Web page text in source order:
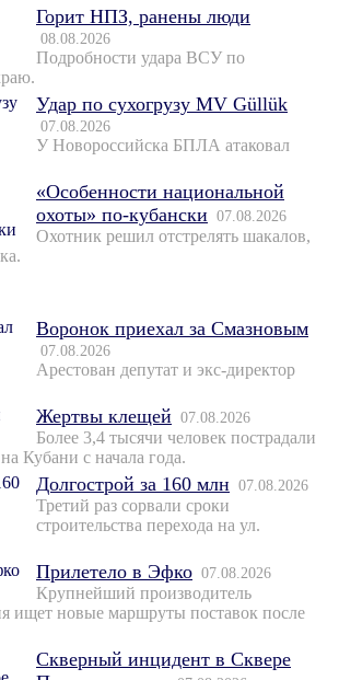
Горит НПЗ, ранены люди
08.08.2026
Подробности удара ВСУ по
Удар по сухогрузу MV Güllük
07.08.2026
У Новороссийска БПЛА атаковал
«Особенности национальной
охоты» по-кубански 07.08.2026
Охотник решил отстрелять шакалов,
Воронок приехал за Смазновым
07.08.2026
Арестован депутат и экс-директор
Жертвы клещей 07.08.2026
Более 3,4 тысячи человек пострадали
Кубани с начала года.
Долгострой за 160 млн 07.08.2026
Третий раз сорвали сроки
строительства перехода на ул.
Прилетело в Эфко 07.08.2026
Крупнейший производитель
ищет новые маршруты поставок после
Скверный инцидент в Сквере